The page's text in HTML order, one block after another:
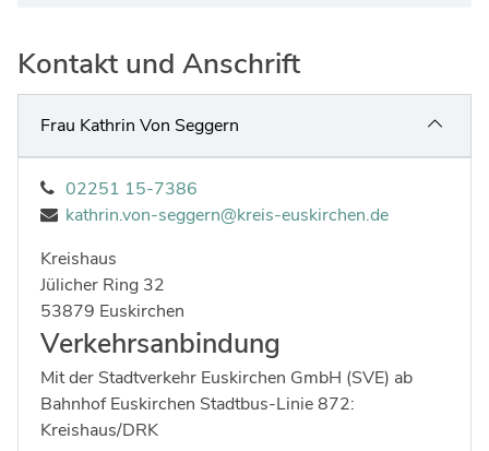
Verkehr & Mobilität
Kultur
Gefahrenabwehr
Sozialarbeit
Kreispolizeibehörde
Kontakt und Anschrift
Frau Kathrin Von Seggern
02251 15-7386
kathrin.von-seggern@kreis-euskirchen.de
Kreishaus
Strasse:
Jülicher Ring Hausnummer:
32
Postleitzahl:
53879 Ort:
Euskirchen
Verkehrsanbindung
Mit der Stadtverkehr Euskirchen GmbH (SVE) ab
Bahnhof Euskirchen Stadtbus-Linie 872:
Kreishaus/DRK